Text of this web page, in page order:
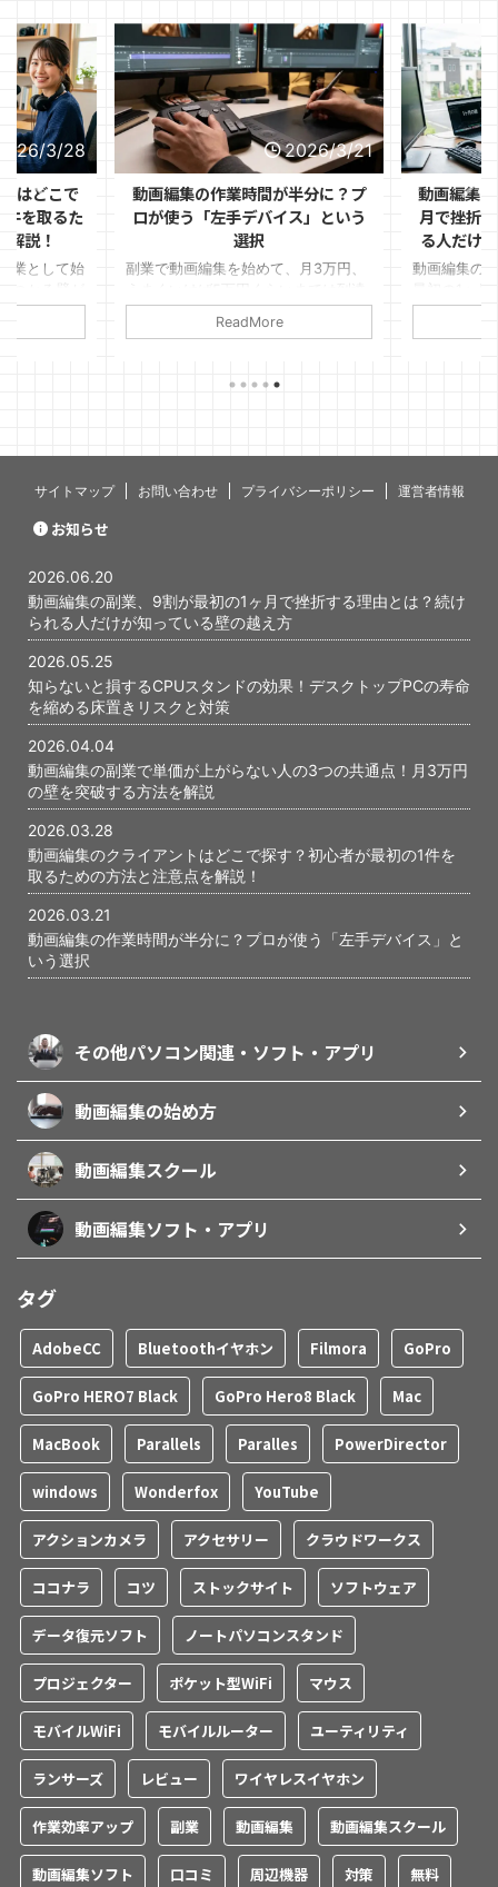
3/28
はどこで
を取るた
解説！
業として始
つけるか」
2026/3/21
動画編集の作業時間が半分に？プ
ロが使う「左手デバイス」という
選択
副業で動画編集を始めて、月3万円、
できた。 けれど、そこから先がなか
なか伸びない。
ReadMore
動画編集
月で挫折
る人だけ
動画編集の
ます。 「思
いないんじ
と、あの時
サイトマップ お問い合わせ プライバシーポリシー 運営者情報
お知らせ
2026.06.20
動画編集の副業、9割が最初の1ヶ月で挫折する理由とは？続け
られる人だけが知っている壁の越え方
2026.05.25
知らないと損するCPUスタンドの効果！デスクトップPCの寿命
を縮める床置きリスクと対策
2026.04.04
動画編集の副業で単価が上がらない人の3つの共通点！月3万円
の壁を突破する方法を解説
2026.03.28
動画編集のクライアントはどこで探す？初心者が最初の1件を
取るための方法と注意点を解説！
2026.03.21
動画編集の作業時間が半分に？プロが使う「左手デバイス」と
いう選択
その他パソコン関連・ソフト・アプリ
動画編集の始め方
動画編集スクール
動画編集ソフト・アプリ
タグ
AdobeCC Bluetoothイヤホン Filmora GoPro
GoPro HERO7 Black GoPro Hero8 Black Mac
MacBook Parallels Paralles PowerDirector
windows Wonderfox YouTube
アクションカメラ アクセサリー クラウドワークス
ココナラ コツ ストックサイト ソフトウェア
データ復元ソフト ノートパソコンスタンド
プロジェクター ポケット型WiFi マウス
モバイルWiFi モバイルルーター ユーティリティ
ランサーズ レビュー ワイヤレスイヤホン
作業効率アップ 副業 動画編集 動画編集スクール
動画編集ソフト 口コミ 周辺機器 対策 無料